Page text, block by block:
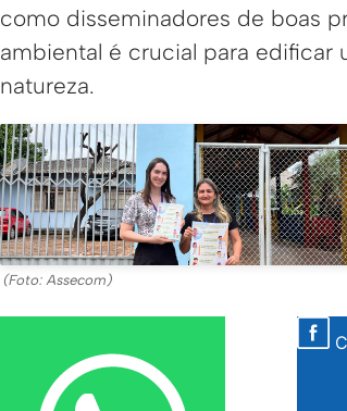
como disseminadores de boas
ambiental é crucial para edificar
natureza.
(Foto: Assecom)